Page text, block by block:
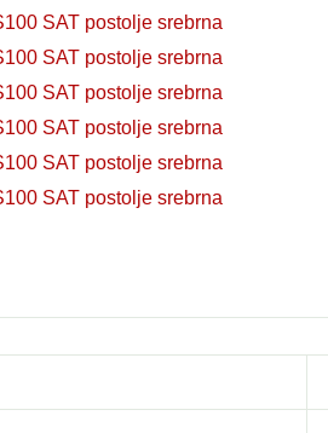
SAT postolje srebrna
SAT postolje srebrna
SAT postolje srebrna
SAT postolje srebrna
SAT postolje srebrna
SAT postolje srebrna